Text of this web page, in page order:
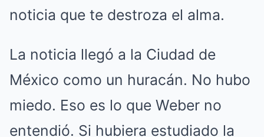
noticia que te destroza el alma.
La noticia llegó a la Ciudad de
México como un huracán. No hubo
miedo. Eso es lo que Weber no
entendió. Si hubiera estudiado la